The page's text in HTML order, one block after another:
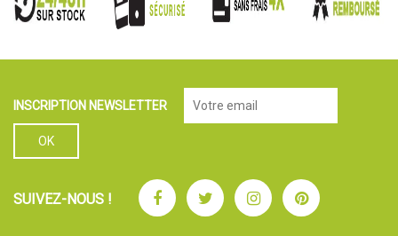
INSCRIPTION NEWSLETTER
SUIVEZ-NOUS ! FacebookTwitterInstagramPinterest